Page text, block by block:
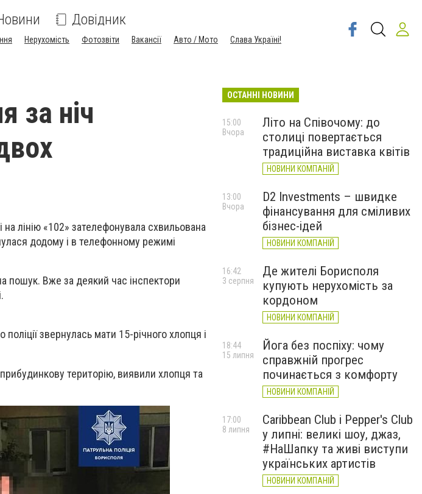
Довідник
Нерухомість Фотозвіти Вакансії Авто / Мото Слава Україні!
за ніч
лінію «102» зателефонувала схвильована
додому і в телефонному режимі
пошук. Вже за деякий час інспектори
звернулась мати 15-річного хлопця і
територію, виявили хлопця та
ОСТАННІ НОВИНИ
Літо на Співочому: до
столиці повертається
традиційна виставка квітів
НОВИНИ КОМПАНІЙ
15:00
Вчора
D2 Investments – швидке
фінансування для сміливих
бізнес-ідей
НОВИНИ КОМПАНІЙ
13:00
Вчора
Де жителі Борисполя
купують нерухомість за
кордоном
НОВИНИ КОМПАНІЙ
16:42
3 серпня
Йога без поспіху: чому
справжній прогрес
починається з комфорту
НОВИНИ КОМПАНІЙ
18:44
15 липня
Caribbean Club і Pepper's Club
у липні: великі шоу, джаз,
#НаШапку та живі виступи
українських артистів
НОВИНИ КОМПАНІЙ
17:00
8 липня